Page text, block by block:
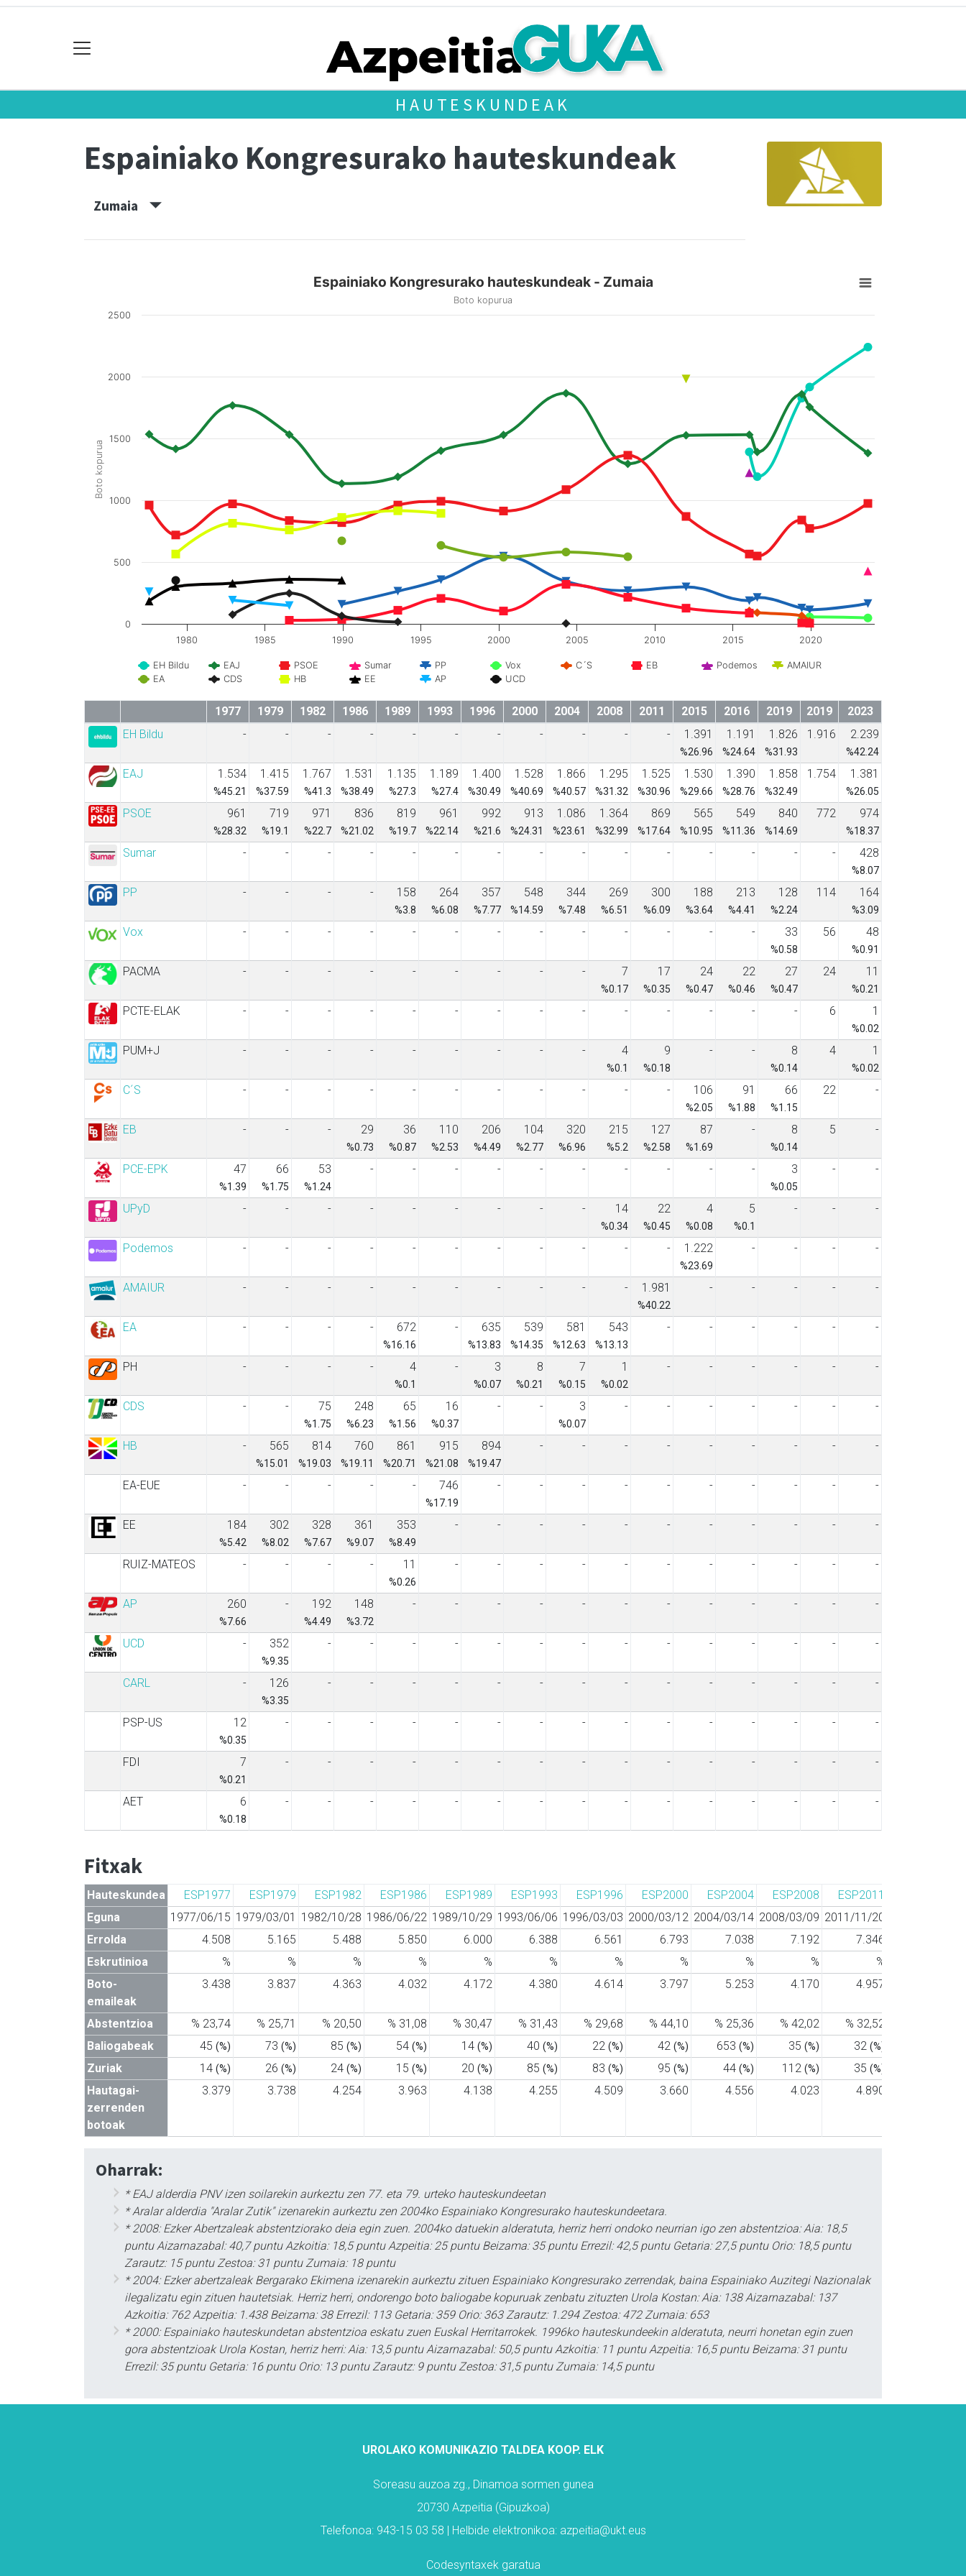
HAUTESKUNDEAK
Espainiako Kongresurako hauteskundeak
Zumaia
Boto kopurua
Espainiako Kongresurako hauteskundeak - Zumaia
Boto kopurua
EH Bildu EAJ PSOE Sumar PP Vox C´S EB Podemos
AMAIUR
EA
CDS HB EE AP UCD
1980 1985 1990 1995 2000 2005 2010 2015 2020
0
500
1000
1500
2000
2500
1977 1979 1982 1986 1989 1993 1996 2000 2004 2008 2011 2015 2016 2019 2019
2023
EH Bildu
- - - - - - - - - - - 1.391
%26.96
1.191
%24.64
1.826
%31.93
1.916 2.239
%42.24
EAJ 1.534
%45.21
1.415
%37.59
1.767
%41.3
1.531
%38.49
1.135
%27.3
1.189
%27.4
1.400
%30.49
1.528
%40.69
1.866
%40.57
1.295
%31.32
1.525
%30.96
1.530
%29.66
1.390
%28.76
1.858
%32.49
1.754 1.381
%26.05
PSOE 961
%28.32
719
%19.1
971
%22.7
836
%21.02
819
%19.7
961
%22.14
992
%21.6
913
%24.31
1.086
%23.61
1.364
%32.99
869
%17.64
565
%10.95
549
%11.36
840
%14.69
772 974
%18.37
Sumar - - - - - - - - - - - - - - - 428
%8.07
PP - - - - 158
%3.8
264
%6.08
357
%7.77
548
%14.59
344
%7.48
269
%6.51
300
%6.09
188
%3.64
213
%4.41
128
%2.24
114 164
%3.09
Vox - - - - - - - - - - - - - 33
%0.58
56 48
%0.91
PACMA - - - - - - - - - 7
%0.17
17
%0.35
24
%0.47
22
%0.46
27
%0.47
24 11
%0.21
PCTE-ELAK - - - - - - - - - - - - - - 6 1
%0.02
PUM+J - - - - - - - - - 4
%0.1
9
%0.18
- - 8
%0.14
4 1
%0.02
C´S - - - - - - - - - - - 106
%2.05
91
%1.88
66
%1.15
22 -
EB - - - 29
%0.73
36
%0.87
110
%2.53
206
%4.49
104
%2.77
320
%6.96
215
%5.2
127
%2.58
87
%1.69
- 8
%0.14
5 -
PCE-EPK 47
%1.39
66
%1.75
53
%1.24
- - - - - - - - - - 3
%0.05
- -
UPyD - - - - - - - - - 14
%0.34
22
%0.45
4
%0.08
5
%0.1
- - -
Podemos - - - - - - - - - - - 1.222
%23.69
- - - -
AMAIUR - - - - - - - - - - 1.981
%40.22
- - - - -
EA - - - - 672
%16.16
- 635
%13.83
539
%14.35
581
%12.63
543
%13.13
- - - - - -
PH - - - - 4
%0.1
- 3
%0.07
8
%0.21
7
%0.15
1
%0.02
- - - - - -
CDS - - 75
%1.75
248
%6.23
65
%1.56
16
%0.37
- - 3
%0.07
- - - - - - -
HB - 565
%15.01
814
%19.03
760
%19.11
861
%20.71
915
%21.08
894
%19.47
- - - - - - - - -
EA-EUE - - - - - 746
%17.19
- - - - - - - - - -
EE 184
%5.42
302
%8.02
328
%7.67
361
%9.07
353
%8.49
- - - - - - - - - - -
RUIZ-MATEOS - - - - 11
%0.26
- - - - - - - - - - -
AP 260
%7.66
- 192
%4.49
148
%3.72
- - - - - - - - - - - -
UCD - 352
%9.35
- - - - - - - - - - - - - -
CARL - 126
%3.35
- - - - - - - - - - - - - -
PSP-US 12
%0.35
- - - - - - - - - - - - - - -
FDI 7
%0.21
- - - - - - - - - - - - - - -
AET 6
%0.18
- - - - - - - - - - - - - - -
Fitxak
Hauteskundea ESP1977 ESP1979 ESP1982 ESP1986 ESP1989 ESP1993 ESP1996 ESP2000 ESP2004 ESP2008 ESP2011
Eguna
1977/06/15 1979/03/01 1982/10/28 1986/06/22 1989/10/29 1993/06/06 1996/03/03 2000/03/12 2004/03/14 2008/03/09 2011/11/20
Errolda
4.508 5.165 5.488 5.850 6.000 6.388 6.561 6.793 7.038 7.192 7.346
Eskrutinioa
% % % % % % % % % % %
Boto-
emaileak
3.438 3.837 4.363 4.032 4.172 4.380 4.614 3.797 5.253 4.170 4.957
Abstentzioa % 23,74 % 25,71 % 20,50 % 31,08 % 30,47 % 31,43 % 29,68 % 44,10 % 25,36 % 42,02 % 32,52
Baliogabeak
45 (%) 73 (%) 85 (%) 54 (%) 14 (%) 40 (%) 22 (%) 42 (%) 653 (%) 35 (%) 32 (%)
Zuriak 14 (%) 26 (%) 24 (%) 15 (%) 20 (%) 85 (%) 83 (%) 95 (%) 44 (%) 112 (%) 35 (%)
Hautagai-
zerrenden
botoak
3.379 3.738 4.254 3.963 4.138 4.255 4.509 3.660 4.556 4.023 4.890
Oharrak:
* EAJ alderdia PNV izen soilarekin aurkeztu zen 77. eta 79. urteko hauteskundeetan
* Aralar alderdia "Aralar Zutik" izenarekin aurkeztu zen 2004ko Espainiako Kongresurako hauteskundeetara.
* 2008: Ezker Abertzaleak abstentziorako deia egin zuen. 2004ko datuekin alderatuta, herriz herri ondoko neurrian igo zen abstentzioa: Aia: 18,5
puntu Aizarnazabal: 40,7 puntu Azkoitia: 18,5 puntu Azpeitia: 25 puntu Beizama: 35 puntu Errezil: 42,5 puntu Getaria: 27,5 puntu Orio: 18,5 puntu
Zarautz: 15 puntu Zestoa: 31 puntu Zumaia: 18 puntu
* 2004: Ezker abertzaleak Bergarako Ekimena izenarekin aurkeztu zituen Espainiako Kongresurako zerrendak, baina Espainiako Auzitegi Nazionalak
ilegalizatu egin zituen hautetsiak. Herriz herri, ondorengo boto baliogabe kopuruak zenbatu zituzten Urola Kostan: Aia: 138 Aizarnazabal: 137
Azkoitia: 762 Azpeitia: 1.438 Beizama: 38 Errezil: 113 Getaria: 359 Orio: 363 Zarautz: 1.294 Zestoa: 472 Zumaia: 653
* 2000: Espainiako hauteskundetan abstentzioa eskatu zuen Euskal Herritarrokek. 1996ko hauteskundeekin alderatuta, neurri honetan egin zuen
gora abstentzioak Urola Kostan, herriz herri: Aia: 13,5 puntu Aizarnazabal: 50,5 puntu Azkoitia: 11 puntu Azpeitia: 16,5 puntu Beizama: 31 puntu
Errezil: 35 puntu Getaria: 16 puntu Orio: 13 puntu Zarautz: 9 puntu Zestoa: 31,5 puntu Zumaia: 14,5 puntu
UROLAKO KOMUNIKAZIO TALDEA KOOP. ELK
Soreasu auzoa zg., Dinamoa sormen gunea
20730 Azpeitia (Gipuzkoa)
Telefonoa: 943-15 03 58 | Helbide elektronikoa: azpeitia@ukt.eus
Codesyntaxek garatua